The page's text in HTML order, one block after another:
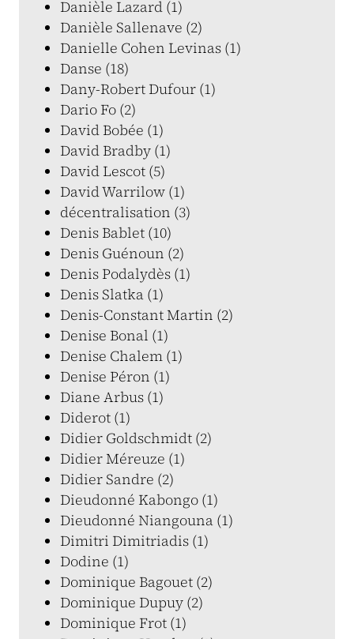
Danièle Lazard (1)
Danièle Sallenave (2)
Danielle Cohen Levinas (1)
Danse (18)
Dany-Robert Dufour (1)
Dario Fo (2)
David Bobée (1)
David Bradby (1)
David Lescot (5)
David Warrilow (1)
décentralisation (3)
Denis Bablet (10)
Denis Guénoun (2)
Denis Podalydès (1)
Denis Slatka (1)
Denis-Constant Martin (2)
Denise Bonal (1)
Denise Chalem (1)
Denise Péron (1)
Diane Arbus (1)
Diderot (1)
Didier Goldschmidt (2)
Didier Méreuze (1)
Didier Sandre (2)
Dieudonné Kabongo (1)
Dieudonné Niangouna (1)
Dimitri Dimitriadis (1)
Dodine (1)
Dominique Bagouet (2)
Dominique Dupuy (2)
Dominique Frot (1)